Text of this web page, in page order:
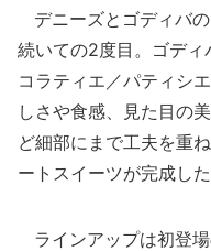
デニーズとゴディバ
続いての2度目。ゴディ
コラティエ／パティシ
しさや食感、見た目の
ど細部にまで工夫を重
ートスイーツが完成した
ラインアップは初登